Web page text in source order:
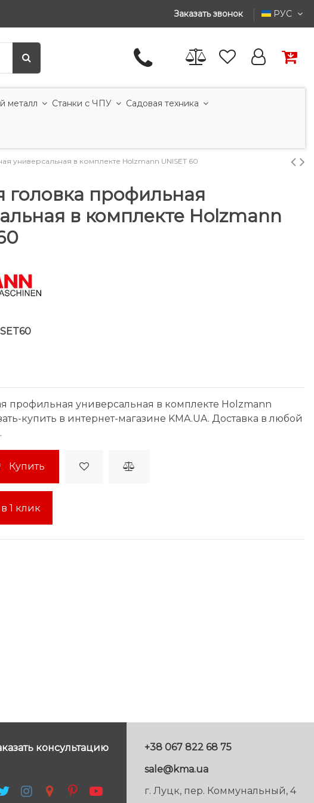
Заказать звонок РУС
металл Станки с ЧПУ Садовая техника
универсальная в комплекте Holzmann UNISET 60
головка профильная
в комплекте Holzmann
профильная универсальная в комплекте Holzmann
купить в интернет-магазине KMA.UA. Доставка в любой
Купить
1 клик
консультацию
+38 067 822 68 75
sale@kma.ua
г. Луцк, пер. Коммунальный, 4